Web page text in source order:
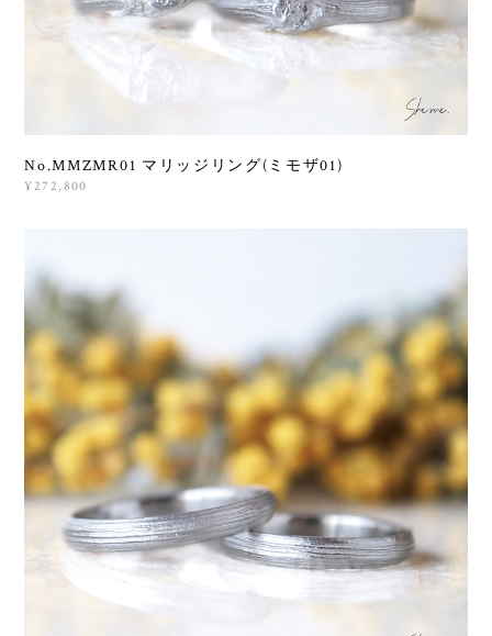
No.MMZMR01 マリッジリング(ミモザ01)
¥272,800